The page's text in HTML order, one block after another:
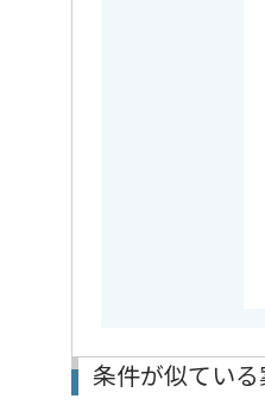
PMO、PM補佐経
様々な関係者とコ
関係各所と円滑に
基本的には一部リ
条件が似ている